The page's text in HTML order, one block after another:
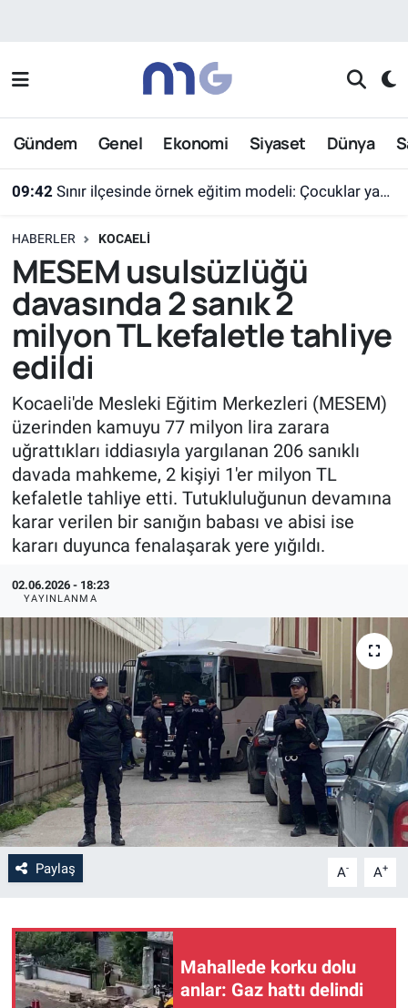
Gündem Genel Ekonomi Siyaset Dünya
09:42 Sınır ilçesinde örnek eğitim modeli: Çocuklar yazın ekran yerine etkinlikleri seçti
HABERLER KOCAELI
MESEM usulsüzlüğü
davasında 2 sanık 2
milyon TL kefaletle tahliye
edildi
Kocaeli'de Mesleki Eğitim Merkezleri (MESEM)
üzerinden kamuyu 77 milyon lira zarara
uğrattıkları iddiasıyla yargılanan 206 sanıklı
davada mahkeme, 2 kişiyi 1'er milyon TL
kefaletle tahliye etti. Tutukluluğunun devamına
karar verilen bir sanığın babası ve abisi ise
kararı duyunca fenalaşarak yere yığıldı.
02.06.2026 - 18:23
YAYINLANMA
Paylaş A- A+
Mahallede korku dolu
anlar: Gaz hattı delindi
Nöbetçi Eczaneler
Hava Durumu
Süper Lig Puan Durumu ve Fikstür
Tüm Manşetler
Son Dakika Haberleri
Haber Arşivi